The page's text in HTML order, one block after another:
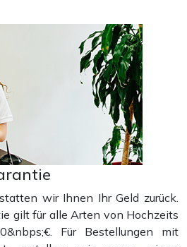
wir Ihnen Ihr Geld zurück.
gilt für alle Arten von Hochzeits
Für Bestellungen mit